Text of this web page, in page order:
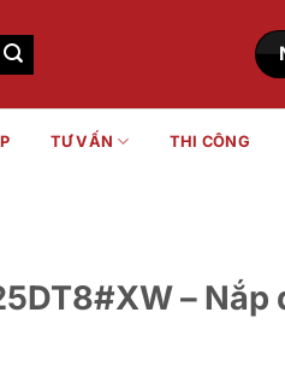
TƯ VẤN THI CÔNG
– Nắp